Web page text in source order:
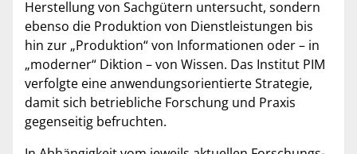
Herstellung von Sachgütern untersucht, sondern
ebenso die Produktion von Dienstleistungen bis
hin zur „Produktion“ von Informationen oder – in
„moderner“ Diktion – von Wissen. Das Institut PIM
verfolgte eine anwendungsorientierte Strategie,
damit sich betriebliche Forschung und Praxis
gegenseitig befruchten.